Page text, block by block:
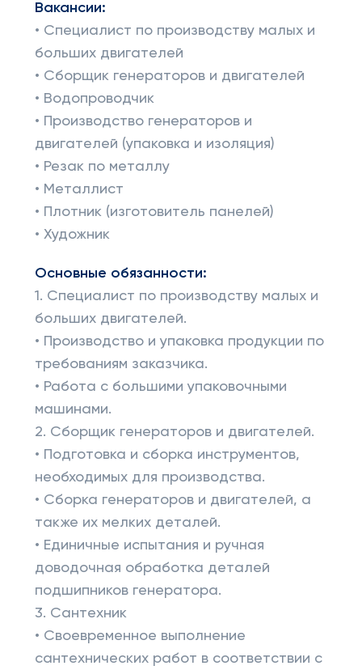
Вакансии:
• Специалист по производству малых и
больших двигателей
• Сборщик генераторов и двигателей
• Водопроводчик
• Производство генераторов и
двигателей (упаковка и изоляция)
• Резак по металлу
• Металлист
• Плотник (изготовитель панелей)
• Художник
Основные обязанности:
1. Специалист по производству малых и
больших двигателей.
• Производство и упаковка продукции по
требованиям заказчика.
• Работа с большими упаковочными
машинами.
2. Сборщик генераторов и двигателей.
• Подготовка и сборка инструментов,
необходимых для производства.
• Сборка генераторов и двигателей, а
также их мелких деталей.
• Единичные испытания и ручная
доводочная обработка деталей
подшипников генератора.
3. Сантехник
• Своевременное выполнение
сантехнических работ в соответствии с